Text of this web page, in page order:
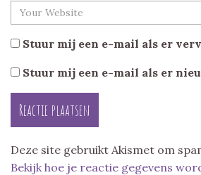
Stuur mij een e-mail als er
Stuur mij een e-mail als er
Deze site gebruikt Akismet om
Bekijk hoe je reactie gegevens